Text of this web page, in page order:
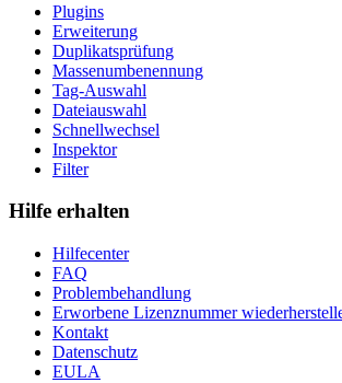
Plugins
Erweiterung
Duplikatsprüfung
Massenumbenennung
Tag-Auswahl
Dateiauswahl
Schnellwechsel
Inspektor
Filter
Hilfe erhalten
Hilfecenter
FAQ
Problembehandlung
Erworbene Lizenznummer
Kontakt
Datenschutz
EULA